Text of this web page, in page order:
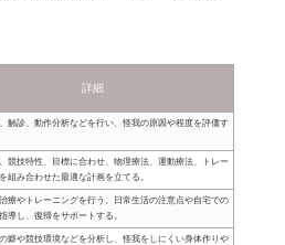
詳細
触診、動作分析などを行い、怪我の原因や程度を評価す
競技特性、目標に合わせ、物理療法、運動療法、トレー
組み合わせた最適な計画を立てる。
療やトレーニングを行う。日常生活の注意点や自宅での
導し、復帰をサポートする。
癖や競技環境などを分析し、怪我をしにくい身体作りや